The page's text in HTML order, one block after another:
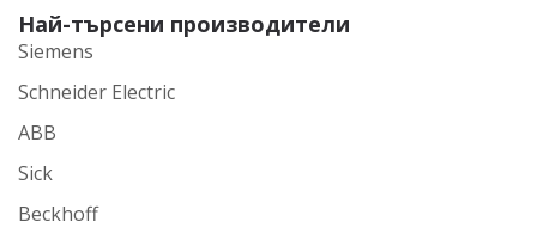
Най-търсени производители
Siemens
Schneider Electric
ABB
Sick
Beckhoff